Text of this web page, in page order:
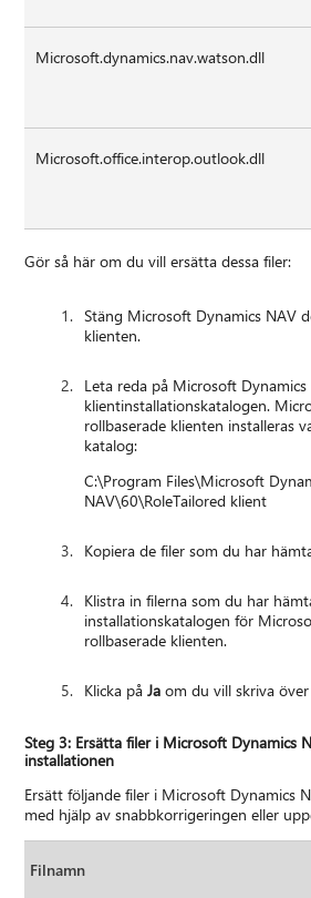
Microsoft.dynamics.nav.watson.dll
Microsoft.office.interop.outlook.dll
Gör så här om du vill ersätta dessa filer:
Stäng Microsoft Dynamics NAV
klienten.
Leta reda på Microsoft
klientinstallationskatalogen.
rollbaserade klienten installeras
katalog:
C:\Program Files\Microsoft
NAV\60\RoleTailored klient
Kopiera de filer som du har
Klistra in filerna som du har
installationskatalogen för
rollbaserade klienten.
Klicka påJa om du vill skriva
Steg 3: Ersätta filer i Microsoft Dynamics
installationen
Ersätt följande filer i Microsoft Dynamics
med hjälp av snabbkorrigeringen eller
Filnamn